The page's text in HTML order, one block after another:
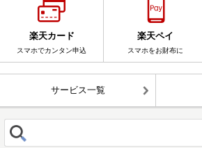
楽天カード
スマホでカンタン申込
楽天ペイ
スマホをお財布に
サービス一覧